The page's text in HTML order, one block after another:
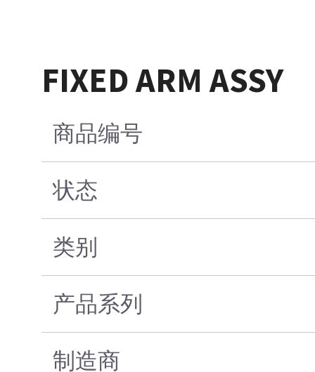
FIXED ARM ASSY
商品编号
状态
类别
产品系列
制造商